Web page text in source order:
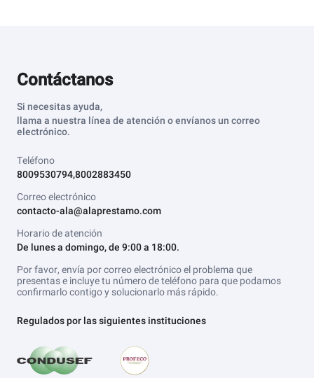
Contáctanos
Si necesitas ayuda,
llama a nuestra línea de atención o envíanos un correo
electrónico.
Teléfono
8009530794,8002883450
Correo electrónico
contacto-ala@alaprestamo.com
Horario de atención
De lunes a domingo, de 9:00 a 18:00.
Por favor, envía por correo electrónico el problema que
presentas e incluye tu número de teléfono para que podamos
confirmarlo contigo y solucionarlo más rápido.
Regulados por las siguientes instituciones